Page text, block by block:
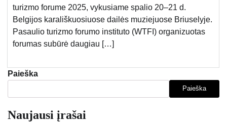
turizmo forume 2025, vykusiame spalio 20–21 d.
Belgijos karališkuosiuose dailės muziejuose Briuselyje.
Pasaulio turizmo forumo instituto (WTFI) organizuotas
forumas subūrė daugiau […]
Paieška
Paieška
Naujausi įrašai